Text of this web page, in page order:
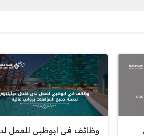
وظائف في ابوظبي للعمل